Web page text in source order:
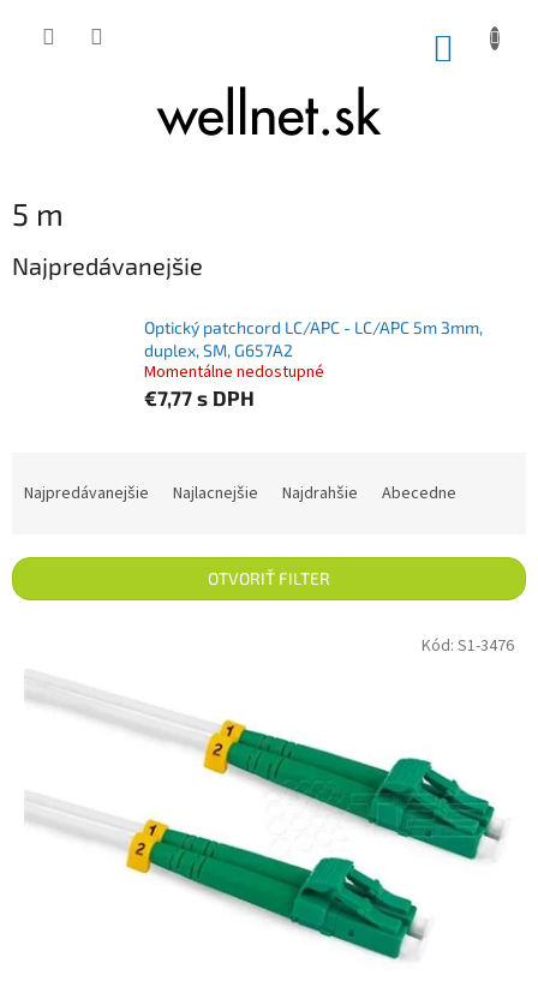
5 m
Najpredávanejšie
Optický patchcord LC/APC - LC/APC 5m 3mm,
duplex, SM, G657A2
Momentálne nedostupné
€7,77 s DPH
Najpredávanejšie Najlacnejšie Najdrahšie Abecedne
OTVORIŤ FILTER
Kód: S1-3476